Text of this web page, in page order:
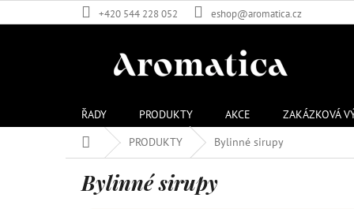
na
+420 544 228 052 eshop@aromatica.cz
ŘADY PRODUKTY AKCE ZAKÁZKOVÁ
Domů
PRODUKTY Bylinné sirupy
Bylinné sirupy